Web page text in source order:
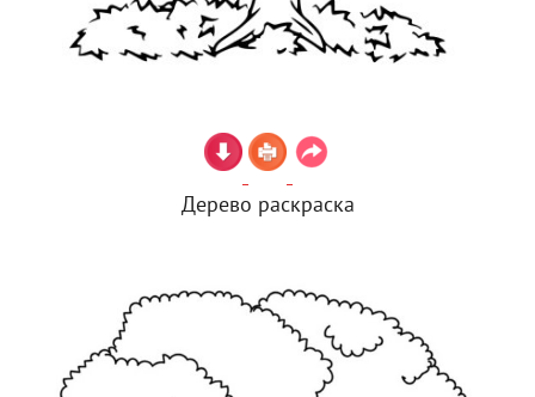
Дерево раскраска